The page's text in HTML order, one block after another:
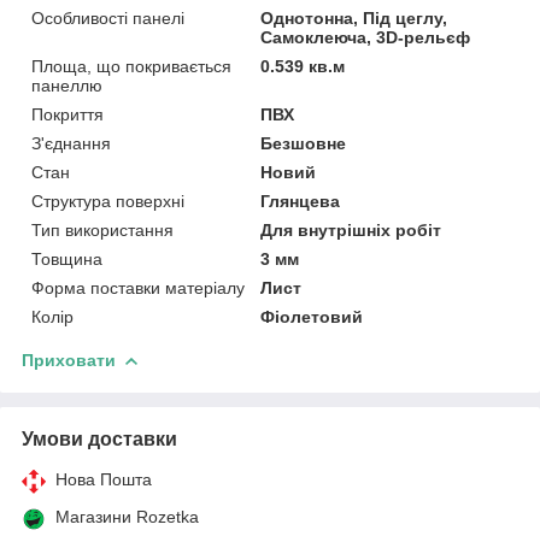
Особливості панелі
Однотонна, Під цеглу,
Самоклеюча, 3D-рельєф
Площа, що покривається
панеллю
0.539 кв.м
Покриття
ПВХ
З'єднання
Безшовне
Стан
Новий
Структура поверхні
Глянцева
Тип використання
Для внутрішніх робіт
Товщина
3 мм
Форма поставки матеріалу
Лист
Колір
Фіолетовий
Приховати
Умови доставки
Нова Пошта
Магазини Rozetka